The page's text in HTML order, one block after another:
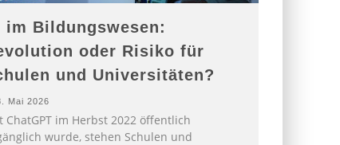
im Bildungswesen:
oder Risiko für
und Universitäten?
Mai 2026
ChatGPT im Herbst 2022 öffentlich
wurde, stehen Schulen und